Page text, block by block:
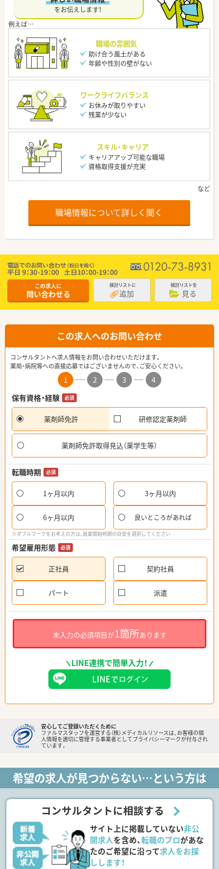
をお伝えします！
職場の雰囲気
助け合う風土がある
年齢や性別の壁がない
ワークライフバランス
お休みが取りやすい
残業が少ない
スキル・キャリア
キャリアアップ可能な職場
資格取得支援が充実
職場情報について詳しく聞く
この求人に
問い合わせる
検討リストに
追加
検討リストを
見る
この求人へのお問い合わせ
コンサルタントへ求人情報をお問い合わせいただけます。
薬局・病院等への直接応募ではございませんので、ご安心ください。
1 2 3
4
保有資格・経験
必須
薬剤師免許 研修認定薬剤師
薬剤師免許取得見込（薬学生等）
転職時期 必須
1ヶ月以内 3ヶ月以内
6ヶ月以内 良いところがあれば
※ダブルワークをお考えの方は、就業開始時期の目安を選択してください
希望雇用形態 必須
正社員 契約社員
パート 派遣
未入力の必須項目が1箇所あります
LINE連携で簡単入力！
安心してご登録いただくために
ファルマスタッフを運営する（株）メディカルリソースは、お客様の個
人情報を適切に管理する事業者としてプライバシーマークが付与され
ています。
希望の求人が見つからない…という方は
コンサルタントに相談する
サイト上に掲載していない非公
開求人を含め、転職のプロがあな
たのご希望に沿って求人をお探
しします！